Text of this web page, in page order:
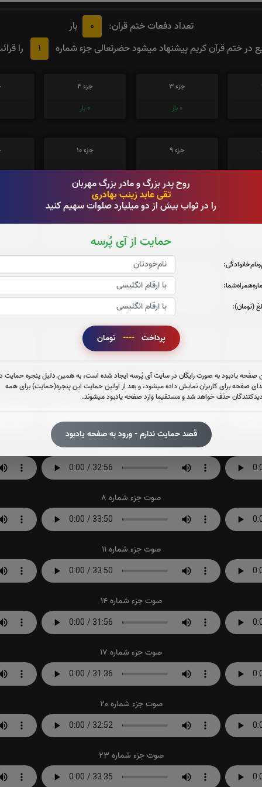
روح پدر بزرگ و مادر بزرگ مهربان
تقی عابد زینب بهادری
را در ثواب بیش از دو میلیارد صلوات سهیم کنید
حمایت از آی پُرسه
(تومان):
پرداخت ---- تومان
صفحه یادبود به صورت رایگان در سایت آی پُرسه ایجاد شده است، به همین دلیل پنجره حمایت
صفحه برای کاربران نمایش داده میشود، و بعد از اولین حمایت این پنجره(حمایت) برای همه
حذف خواهد شد و مستقیما وارد صفحه یادبود میشوند.
قصد حمایت ندارم - ورود به صفحه یادبود
تعداد دفعات ختم قران: 0
بار
در ختم قرآن کریم پیشنهاد میشود حضرتعالی جزء شماره
1 را
جزء 3
0 بار
جزء 4
0 بار
جزء 9
0بار
جزء 10
0بار
جزء 15
جزء 21
بار
جزء 22
0بار
جزء 27
0بار
جزء 28
0بار
صوت جزء شماره 2
صوت جزء شماره 5
صوت جزء شماره 8
صوت جزء شماره 11
صوت جزء شماره 14
صوت جزء شماره 17
صوت جزء شماره 20
صوت جزء شماره 23